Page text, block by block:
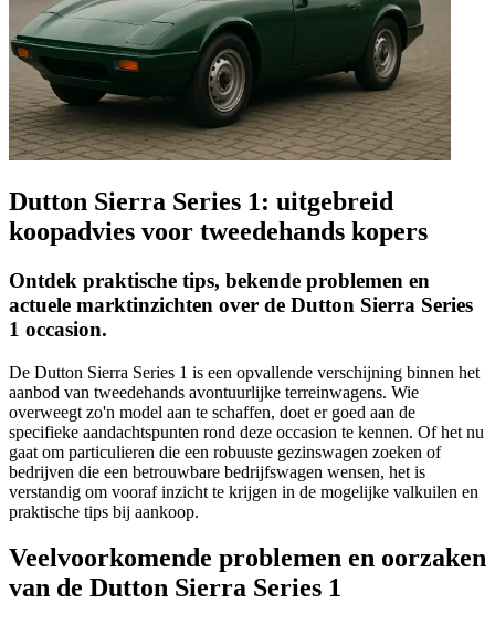
Dutton Sierra Series 1: uitgebreid
koopadvies voor tweedehands kopers
Ontdek praktische tips, bekende problemen en
actuele marktinzichten over de Dutton Sierra Series
1 occasion.
De Dutton Sierra Series 1 is een opvallende verschijning binnen het
aanbod van tweedehands avontuurlijke terreinwagens. Wie
overweegt zo'n model aan te schaffen, doet er goed aan de
specifieke aandachtspunten rond deze occasion te kennen. Of het nu
gaat om particulieren die een robuuste gezinswagen zoeken of
bedrijven die een betrouwbare bedrijfswagen wensen, het is
verstandig om vooraf inzicht te krijgen in de mogelijke valkuilen en
praktische tips bij aankoop.
Veelvoorkomende problemen en oorzaken
van de Dutton Sierra Series 1